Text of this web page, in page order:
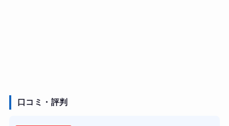
口コミ・評判